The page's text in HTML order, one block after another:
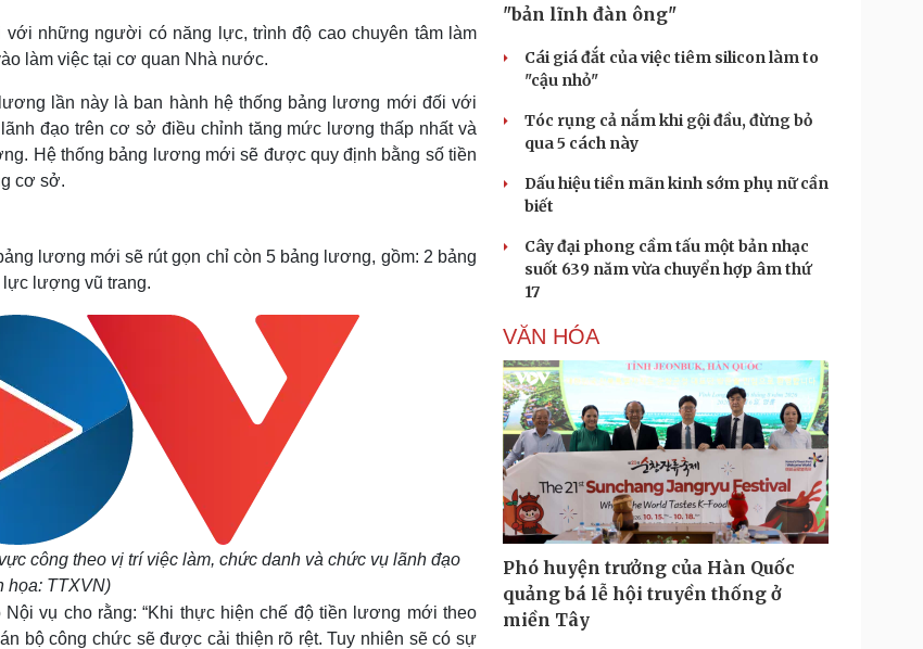
học
Âm nhạc
sản
Thời trang
Sao Việt
Săn Tour
Đọc truyện đêm khuya
Cửa sổ tình yêu
Kể chuyện cho bé
những người có năng lực, trình độ cao chuyên tâm làm
làm việc tại cơ quan Nhà nước.
lần này là ban hành hệ thống bảng lương mới đối với
đạo trên cơ sở điều chỉnh tăng mức lương thấp nhất và
Hệ thống bảng lương mới sẽ được quy định bằng số tiền
cơ sở.
lương mới sẽ rút gọn chỉ còn 5 bảng lương, gồm: 2 bảng
lượng vũ trang.
công theo vị trí việc làm, chức danh và chức vụ lãnh đạo
họa: TTXVN)
vụ cho rằng: “Khi thực hiện chế độ tiền lương mới theo
bộ công chức sẽ được cải thiện rõ rệt. Tuy nhiên sẽ có sự
"bản lĩnh đàn ông"
Cái giá đắt của việc tiêm silicon làm to
"cậu nhỏ"
Tóc rụng cả nắm khi gội đầu, đừng bỏ
qua 5 cách này
Dấu hiệu tiền mãn kinh sớm phụ nữ cần
biết
Cây đại phong cầm tấu một bản nhạc
suốt 639 năm vừa chuyển hợp âm thứ
17
VĂN HÓA
Phó huyện trưởng của Hàn Quốc
quảng bá lễ hội truyền thống ở
miền Tây